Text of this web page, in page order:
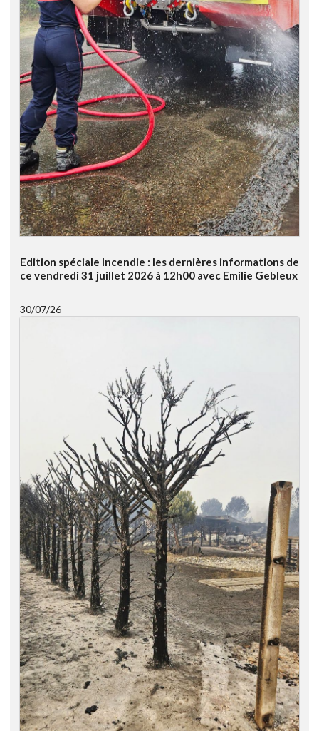
Edition spéciale Incendie : les dernières informations de
ce vendredi 31 juillet 2026 à 12h00 avec Emilie Gebleux
30/07/26